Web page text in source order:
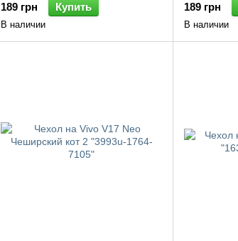
189 грн
Купить
В наличии
189 грн
В наличии